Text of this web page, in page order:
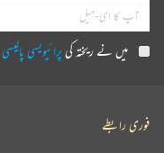
میں نے ریختہ کیپرائیویسی پالیسی
فوری رابطے